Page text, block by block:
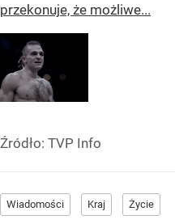
przekonuje, że możliwe...
Źródło: TVP Info
Wiadomości Kraj Życie